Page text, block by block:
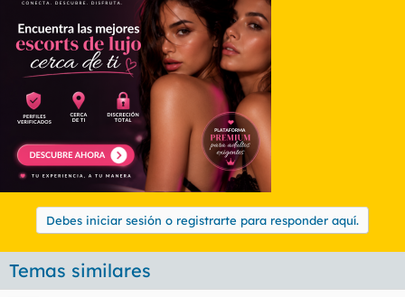
Debes iniciar sesión o registrarte para responder aquí.
Temas similares